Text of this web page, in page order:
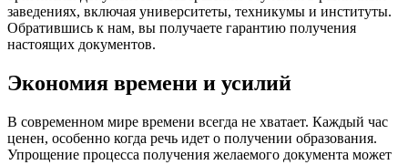
заведениях, включая университеты, техникумы и институты.
Обратившись к нам, вы получаете гарантию получения
настоящих документов.
Экономия времени и усилий
В современном мире времени всегда не хватает. Каждый час
ценен, особенно когда речь идет о получении образования.
Упрощение процесса получения желаемого документа может